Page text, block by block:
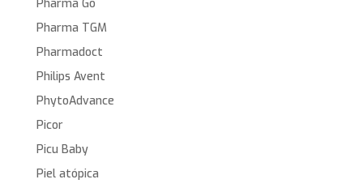
Pharma Go
Pharma TGM
Pharmadoct
Philips Avent
PhytoAdvance
Picor
Picu Baby
Piel atópica